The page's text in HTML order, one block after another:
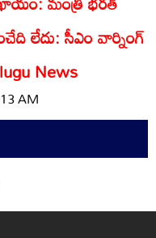
లేదు: సీఎం వార్నింగ్
News
AM